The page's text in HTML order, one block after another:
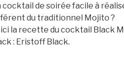
cocktail de soirée facile à
du traditionnel Mojito ?
la recette du cocktail Black
: Eristoff Black.